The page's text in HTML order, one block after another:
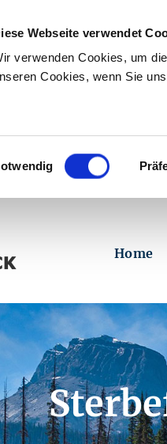
Webseite verwendet
verwenden Cookies, um
Cookies, wenn Sie
Home